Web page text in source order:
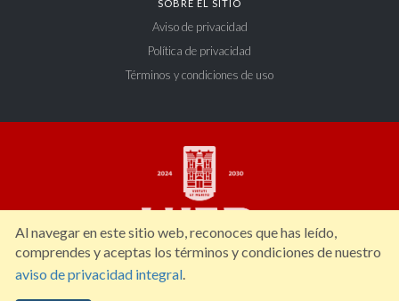
SOBRE EL SITIO
Aviso de privacidad
Política de privacidad
Términos y condiciones de uso
Al navegar en este sitio web, reconoces que has leído,
comprendes y aceptas los términos y condiciones de nuestro
aviso de privacidad integral.